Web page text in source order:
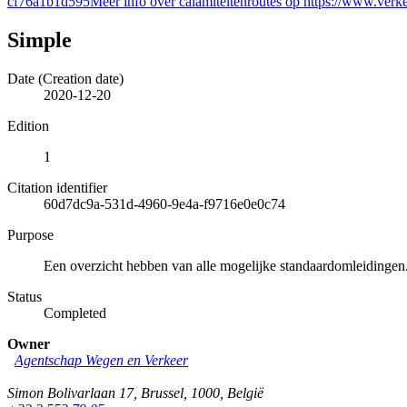
Simple
Date (Creation date)
2020-12-20
Edition
1
Citation identifier
60d7dc9a-531d-4960-9e4a-f9716e0e0c74
Purpose
Een overzicht hebben van alle mogelijke standaardomleidingen.
Status
Completed
Owner
Agentschap Wegen en Verkeer
Simon Bolivarlaan 17, Brussel 1000 België